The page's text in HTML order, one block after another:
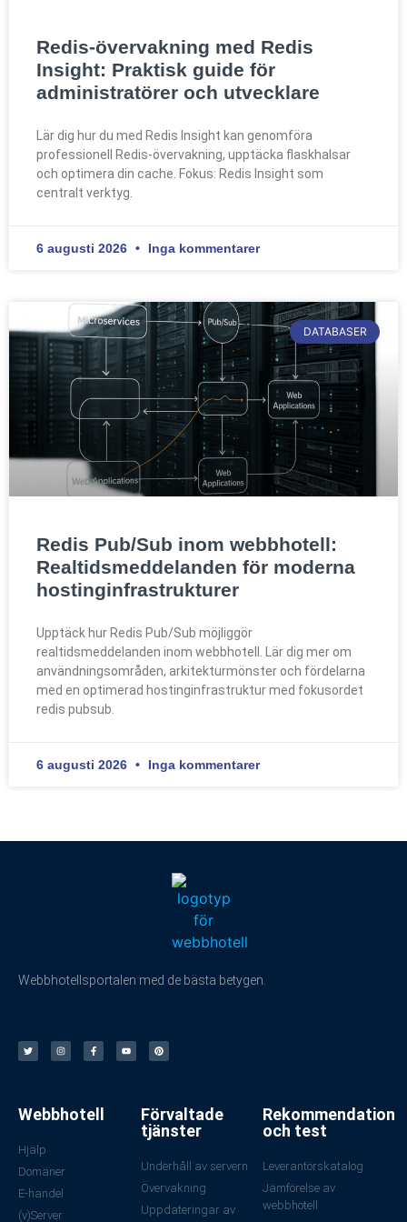
Redis-övervakning med Redis
Insight: Praktisk guide för
administratörer och utvecklare
Lär dig hur du med Redis Insight kan genomföra
professionell Redis-övervakning, upptäcka flaskhalsar
och optimera din cache. Fokus: Redis Insight som
centralt verktyg.
6 augusti 2026 Inga kommentarer
DATABASER
Redis Pub/Sub inom webbhotell:
Realtidsmeddelanden för moderna
hostinginfrastrukturer
Upptäck hur Redis Pub/Sub möjliggör
realtidsmeddelanden inom webbhotell. Lär dig mer om
användningsområden, arkitekturmönster och fördelarna
med en optimerad hostinginfrastruktur med fokusordet
redis pubsub.
6 augusti 2026 Inga kommentarer
Webbhotellsportalen med de bästa betygen.
Webbhotell
Hjälp
Domäner
E-handel
(v)Server
Förvaltade
tjänster
Underhåll av servern
Övervakning
Uppdateringar av
Rekommendation
och test
Leverantörskatalog
Jämförelse av
webbhotell